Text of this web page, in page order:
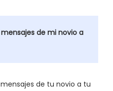
de mi novio a
de tu novio a tu